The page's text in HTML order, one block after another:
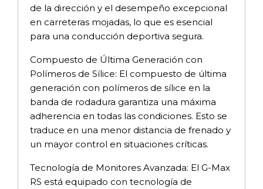
de la dirección y el desempeño excepcional
en carreteras mojadas, lo que es esencial
para una conducción deportiva segura.
Compuesto de Última Generación con
Polímeros de Sílice: El compuesto de última
generación con polímeros de sílice en la
banda de rodadura garantiza una máxima
adherencia en todas las condiciones. Esto se
traduce en una menor distancia de frenado y
un mayor control en situaciones críticas.
Tecnología de Monitores Avanzada: El G-Max
RS está equipado con tecnología de